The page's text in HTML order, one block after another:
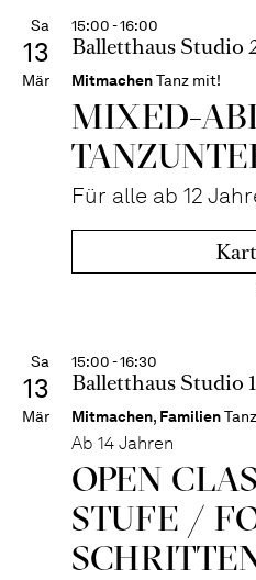
Sa
13
Mär
15:00 - 16:00
Balletthaus Studio
MitmachenTanz mit!
MIXED-­
Für alle ab 12
Sa
13
Mär
15:00 - 16:30
Balletthaus Studio 1
Mitmachen, Familien
Ab 14 Jahren
OPEN
STUFE /